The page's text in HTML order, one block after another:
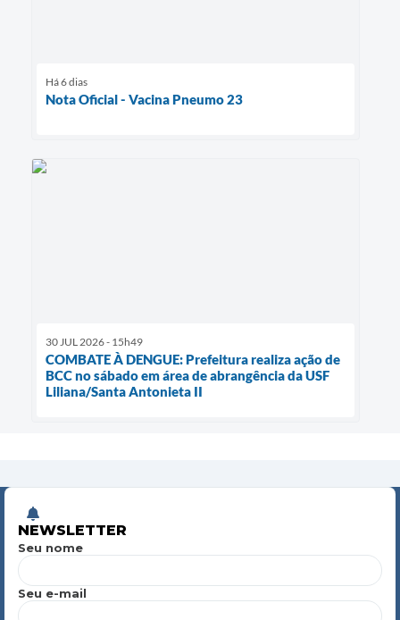
Há 6 dias
Nota Oficial - Vacina Pneumo 23
30 JUL 2026 - 15h49
COMBATE À DENGUE: Prefeitura realiza ação de
BCC no sábado em área de abrangência da USF
Liliana/Santa Antonieta II
NEWSLETTER
Seu nome
Seu e-mail